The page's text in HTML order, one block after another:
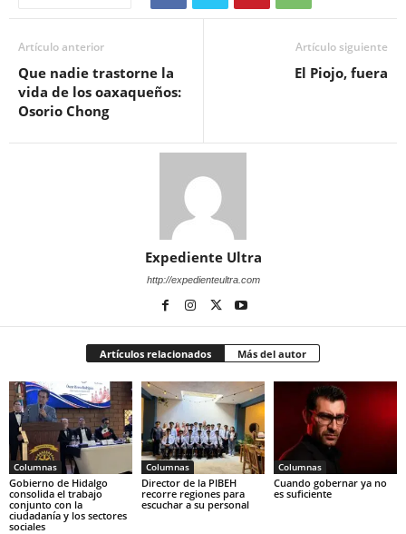
Artículo anterior
Que nadie trastorne la
vida de los oaxaqueños:
Osorio Chong
Artículo siguiente
El Piojo, fuera
Expediente Ultra
http://expedienteultra.com
Artículos relacionados Más del autor
Columnas
Gobierno de Hidalgo
consolida el trabajo
conjunto con la
ciudadanía y los sectores
sociales
Columnas
Director de la PIBEH
recorre regiones para
escuchar a su personal
Columnas
Cuando gobernar ya no
es suficiente